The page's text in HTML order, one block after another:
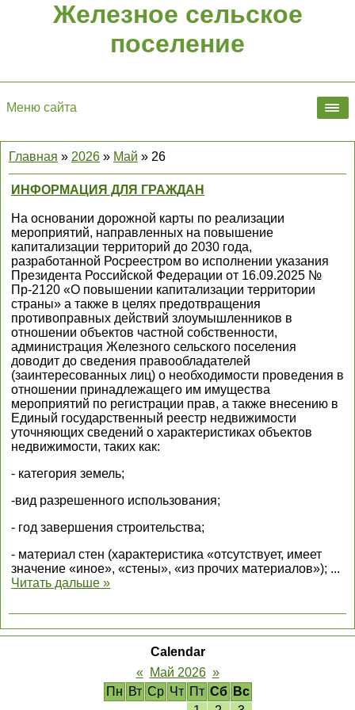
Железное сельское
поселение
Меню сайта
Главная » 2026 » Май » 26
ИНФОРМАЦИЯ ДЛЯ ГРАЖДАН
На основании дорожной карты по реализации
мероприятий, направленных на повышение
капитализации территорий до 2030 года,
разработанной Росреестром во исполнении указания
Президента Российской Федерации от 16.09.2025 №
Пр-2120 «О повышении капитализации территории
страны» а также в целях предотвращения
противоправных действий злоумышленников в
отношении объектов частной собственности,
администрация Железного сельского поселения
доводит до сведения правообладателей
(заинтересованных лиц) о необходимости проведения в
отношении принадлежащего им имущества
мероприятий по регистрации прав, а также внесению в
Единый государственный реестр недвижимости
уточняющих сведений о характеристиках объектов
недвижимости, таких как:
- категория земель;
-вид разрешенного использования;
- год завершения строительства;
- материал стен (характеристика «отсутствует, имеет
значение «иное», «стены», «из прочих материалов»); ...
Читать дальше »
Calendar
«
Май 2026 »
Пн Вт Ср Чт Пт Сб
Вс